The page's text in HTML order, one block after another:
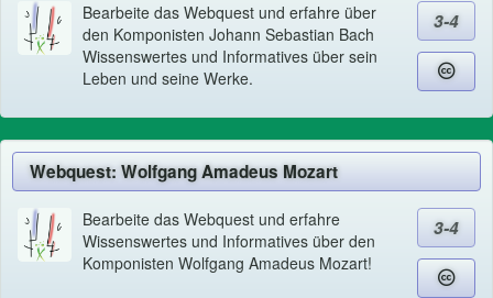
Bearbeite das Webquest und erfahre über
den Komponisten Johann Sebastian Bach
Wissenswertes und Informatives über sein
Leben und seine Werke.
3-4
Webquest: Wolfgang Amadeus Mozart
Bearbeite das Webquest und erfahre
Wissenswertes und Informatives über den
Komponisten Wolfgang Amadeus Mozart!
3-4